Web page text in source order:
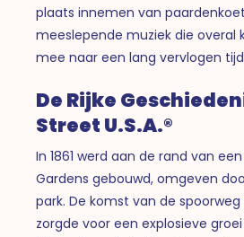
plaats innemen van
meeslepende muziek die overal
mee naar een lang vervlogen
De Rijke
Street U.S.A.®
In 1861 werd aan de rand van
Gardens gebouwd, omgeven
park. De komst van de
zorgde voor een explosieve